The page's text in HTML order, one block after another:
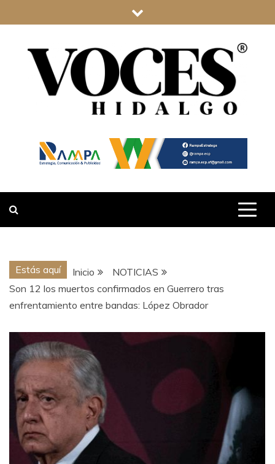
al
VOCES
HIDALGO
Estás aquí Inicio
NOTICIAS
Son 12 los muertos confirmados en Guerrero tras
enfrentamiento entre bandas: López Obrador